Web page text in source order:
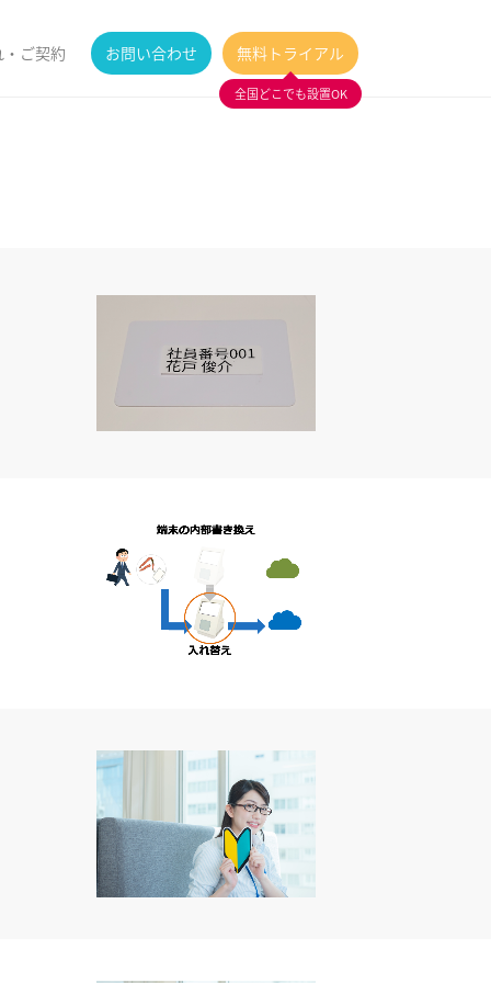
ご契約 お問い合わせ 無料トライアル
全国どこでも設置OK